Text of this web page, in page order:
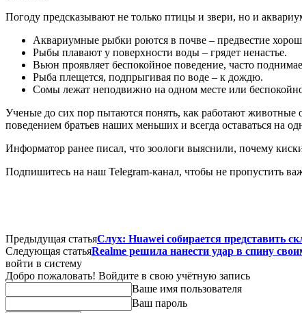
Погоду предсказывают не только птицы и звери, но и
Аквариумные рыбки роются в почве – предвестие
Рыбы плавают у поверхности воды – грядет ненастье.
Вьюн проявляет беспокойное поведение, часто
Рыба плещется, подпрыгивая по воде – к дождю.
Сомы лежат неподвижно на одном месте или
Ученые до сих пор пытаются понять, как работают
поведением братьев наших меньших и всегда оставаться на
Информатор ранее писал, что зоологи выяснили, почему
Подпишитесь на наш Telegram-канал, чтобы не пропустить
Предыдущая статьяСлух: Huawei собирается представить
Следующая статьяRealme решила нанести удар в спину
войти в систему
Добро пожаловать! Войдите в свою учётную запись
Ваше имя пользователя
Ваш пароль